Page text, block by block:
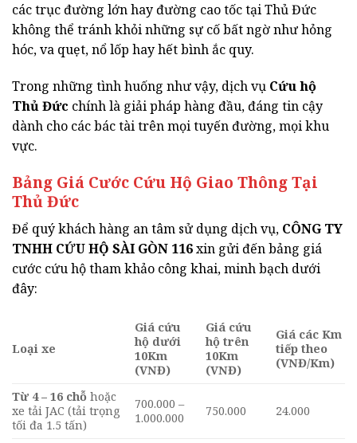
các trục đường lớn hay đường cao tốc tại Thủ Đức
không thể tránh khỏi những sự cố bất ngờ như hỏng
hóc, va quẹt, nổ lốp hay hết bình ắc quy.
Trong những tình huống như vậy, dịch vụ Cứu hộ
Thủ Đức chính là giải pháp hàng đầu, đáng tin cậy
dành cho các bác tài trên mọi tuyến đường, mọi khu
vực.
Bảng Giá Cước Cứu Hộ Giao Thông Tại
Thủ Đức
Để quý khách hàng an tâm sử dụng dịch vụ, CÔNG TY
TNHH CỨU HỘ SÀI GÒN 116xin gửi đến bảng giá
cước cứu hộ tham khảo công khai, minh bạch dưới
đây:
Loại xe
Giá cứu
hộ dưới
10Km
(VNĐ)
Giá cứu
hộ trên
10Km
(VNĐ)
Giá các Km
tiếp theo
(VNĐ/Km)
Từ 4 – 16 chỗ hoặc
xe tải JAC (tải trọng
tối đa 1.5 tấn)
700.000 –
1.000.000
750.000 24.000